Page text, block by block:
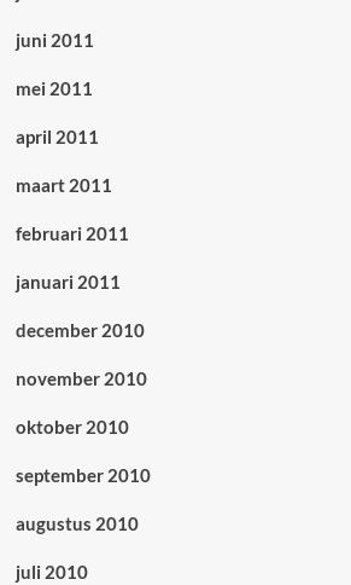
juni 2011
mei 2011
april 2011
maart 2011
februari 2011
januari 2011
december 2010
november 2010
oktober 2010
september 2010
augustus 2010
juli 2010